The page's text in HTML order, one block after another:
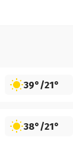
39°/21°
38°/21°